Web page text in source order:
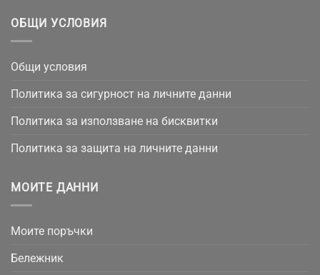
ОБЩИ УСЛОВИЯ
Общи условия
Политика за сигурност на личните данни
Политика за използване на бисквитки
Политика за защита на личните данни
МОИТЕ ДАННИ
Моите поръчки
Бележник